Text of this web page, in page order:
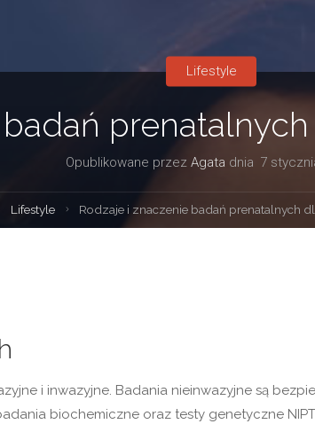
Opublikowane przez Agata dnia 7
Lifestyle
Lifestyle Rodzaje i znaczenie badań prenatalnych
i inwazyjne. Badania nieinwazyjne są
biochemiczne oraz testy genetyczne